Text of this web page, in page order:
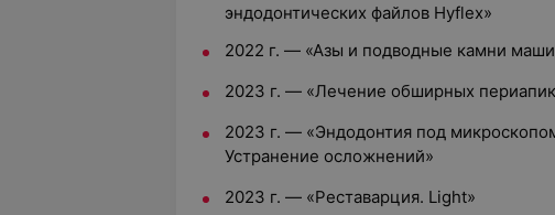
эндодонтических файлов Hyflex»
2022 г. — «Азы и подводные камни
2023 г. — «Лечение обширных
2023 г. — «Эндодонтия под
Устранение осложнений»
2023 г. — «Реставарция. Light»